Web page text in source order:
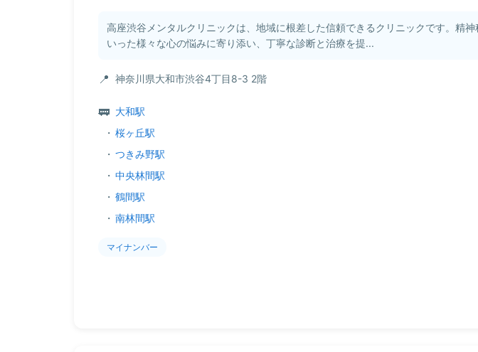
高座渋谷メンタルクリニックは、地域に根差した信頼できるクリニックです。精
いった様々な心の悩みに寄り添い、丁寧な診断と治療を提...
神奈川県大和市渋谷4丁目8-3 2階
大和駅
・ 桜ヶ丘駅
・ つきみ野駅
・ 中央林間駅
・ 鶴間駅
・ 南林間駅
マイナンバー